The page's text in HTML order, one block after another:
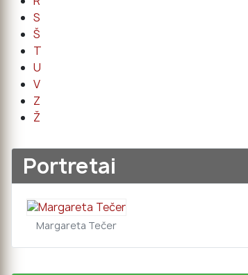
S
Š
T
U
V
Z
Ž
Portretai
Margareta Tečer